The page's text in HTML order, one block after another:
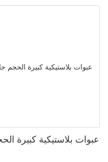
عبوات بلاستيكية كبيرة